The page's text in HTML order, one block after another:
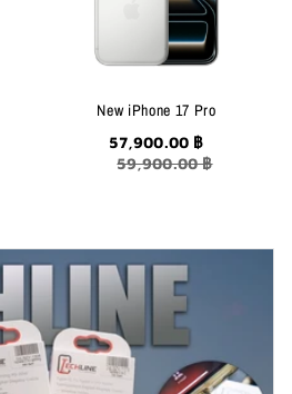
New iPhone 17 Pro
57,900.00 ฿
59,900.00 ฿